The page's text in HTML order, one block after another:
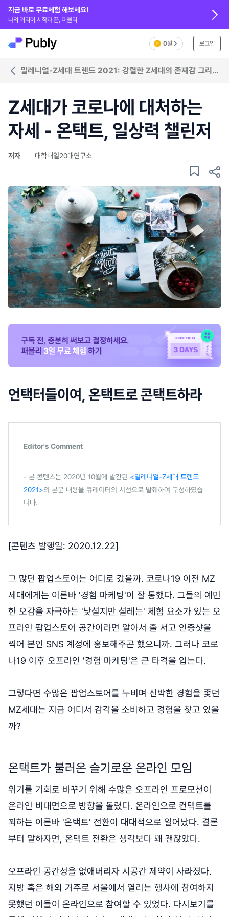
지금 바로 무료체험 해보세요!
나의 커리어 시작과 끝, 퍼블리
0원 로그인
밀레니얼-Z세대 트렌드 2021: 강렬한 Z세대의 존재감 그리고
Z세대가 코로나에 대처하는
자세 - 온택트, 일상력 챌린저
저자 대학내일20대연구소
언택터들이여, 온택트로 콘택트하라
Editor's Comment
- 본 콘텐츠는 2020년 10월에 발간된 <밀레니얼-Z세대 트렌드
2021>의 본문 내용을 큐레이터의 시선으로 발췌하여 구성하였습
니다.
[콘텐츠 발행일: 2020.12.22]
그 많던 팝업스토어는 어디로 갔을까. 코로나19 이전 MZ
세대에게는 이른바 '경험 마케팅'이 잘 통했다. 그들의 예민
한 오감을 자극하는 '낯설지만 설레는' 체험 요소가 있는 오
프라인 팝업스토어 공간이라면 알아서 줄 서고 인증샷을
찍어 본인 SNS 계정에 홍보해주곤 했으니까. 그러나 코로
나19 이후 오프라인 '경험 마케팅'은 큰 타격을 입는다.
그렇다면 수많은 팝업스토어를 누비며 신박한 경험을 좇던
MZ세대는 지금 어디서 감각을 소비하고 경험을 찾고 있을
까?
온택트가 불러온 슬기로운 온라인 모임
위기를 기회로 바꾸기 위해 수많은 오프라인 프로모션이
온라인 비대면으로 방향을 돌렸다. 온라인으로 컨택트를
꾀하는 이른바 '온택트' 전환이 대대적으로 일어났다. 결론
부터 말하자면, 온택트 전환은 생각보다 꽤 괜찮았다.
오프라인 공간성을 없애버리자 시공간 제약이 사라졌다.
지방 혹은 해외 거주로 서울에서 열리는 행사에 참여하지
못했던 이들이 온라인으로 참여할 수 있었다. 다시보기를